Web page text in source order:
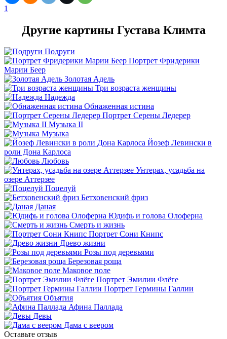
1
Другие картины Густава Климта
Подруги
Портрет Фридерики
Марии Беер
Золотая Адель
Три возраста женщины
Надежда
Обнаженная истина
Портрет Серены Ледерер
Музыка II
Музыка
Йозеф Левински в
роли Дона Карлоса
Любовь
Унтерах, усадьба на
озере Аттерзее
Поцелуй
Бетховенский фриз
Даная
Юдифь и голова Олоферна
Смерть и жизнь
Портрет Сони Книпс
Древо жизни
Розы под деревьями
Березовая роща
Маковое поле
Портрет Эмилии Флёге
Портрет Гермины Галлии
Объятия
Афина Паллада
Девы
Дама с веером
Оставьте отзыв